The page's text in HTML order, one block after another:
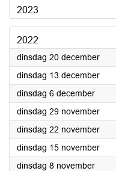
2023
2022
dinsdag 20 december2022
dinsdag 13 december2022
dinsdag 6 december2022
dinsdag 29 november2022
dinsdag 22 november2022
dinsdag 15 november2022
dinsdag 8 november2022